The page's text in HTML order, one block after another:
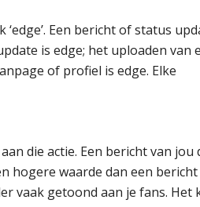
Een bericht of status
is edge; het uploaden van
of profiel is edge. Elke
die actie. Een bericht van jou
hogere waarde dan een bericht
vaak getoond aan je fans. Het